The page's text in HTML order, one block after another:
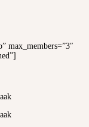
max_members=”3″